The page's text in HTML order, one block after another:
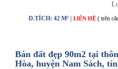
D.TÍCH: 42 M² | LIÊN HỆ ( trên
Bán đất đẹp 90m2 tại
Hòa, huyện Nam Sách,